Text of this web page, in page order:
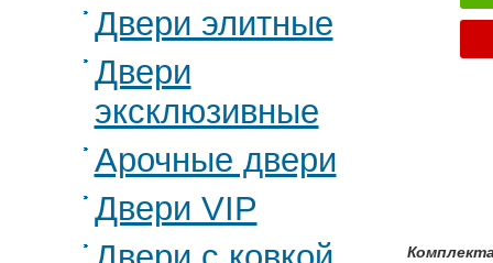
Двери элитные
Двери
эксклюзивные
Арочные двери
Двери VIP